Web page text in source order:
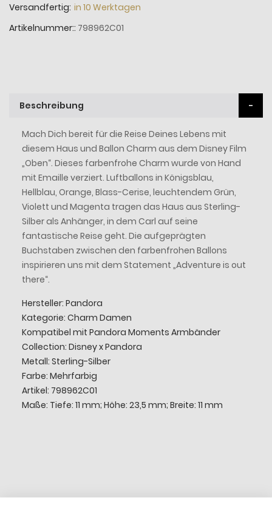
Versandfertig: in 10 Werktagen
Artikelnummer: 798962C01
Beschreibung
Mach Dich bereit für die Reise Deines Lebens mit
diesem Haus und Ballon Charm aus dem Disney Film
„Oben“. Dieses farbenfrohe Charm wurde von Hand
mit Emaille verziert. Luftballons in Königsblau,
Hellblau, Orange, Blass-Cerise, leuchtendem Grün,
Violett und Magenta tragen das Haus aus Sterling-
Silber als Anhänger, in dem Carl auf seine
fantastische Reise geht. Die aufgeprägten
Buchstaben zwischen den farbenfrohen Ballons
inspirieren uns mit dem Statement „Adventure is out
there“.
Hersteller: Pandora
Kategorie: Charm Damen
Kompatibel mit Pandora Moments Armbänder
Collection: Disney x Pandora
Metall: Sterling-Silber
Farbe: Mehrfarbig
Artikel: 798962C01
Maße: Tiefe: 11 mm; Höhe: 23,5 mm; Breite: 11 mm